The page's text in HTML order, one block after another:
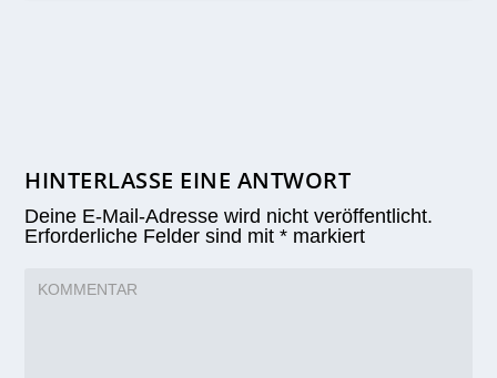
HINTERLASSE EINE ANTWORT
Deine E-Mail-Adresse wird nicht veröffentlicht.
Erforderliche Felder sind mit* markiert